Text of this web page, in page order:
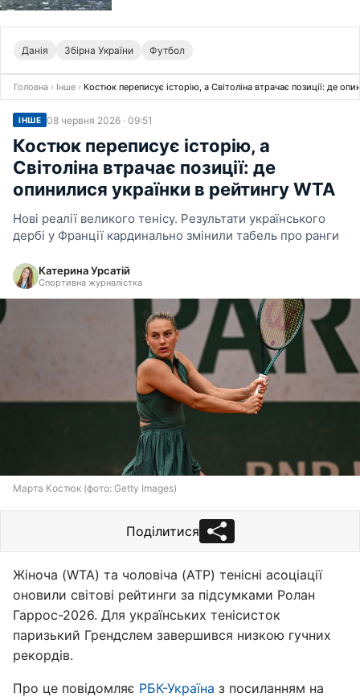
Данія Збірна України Футбол
Головна › Інше › Костюк переписує історію, а Світоліна втрачає позиції: де
ІНШЕ 08 червня 2026 · 09:51
Костюк переписує історію, а
Світоліна втрачає позиції: де
опинилися українки в рейтингу WTA
Нові реалії великого тенісу. Результати українського
дербі у Франції кардинально змінили табель про ранги
Катерина Урсатій
Спортивна журналістка
Марта Костюк (фото: Getty Images)
Поділитися
Жіноча (WTA) та чоловіча (ATP) тенісні асоціації
оновили світові рейтинги за підсумками Ролан
Гаррос-2026. Для українських тенісисток
паризький Грендслем завершився низкою гучних
рекордів.
Про це повідомляє РБК-Україна з посиланням на